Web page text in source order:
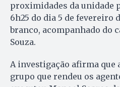
proximidades da unidade
6h25 do dia 5 de fevereiro
branco, acompanhado do
Souza.
A investigação afirma que
grupo que rendeu os